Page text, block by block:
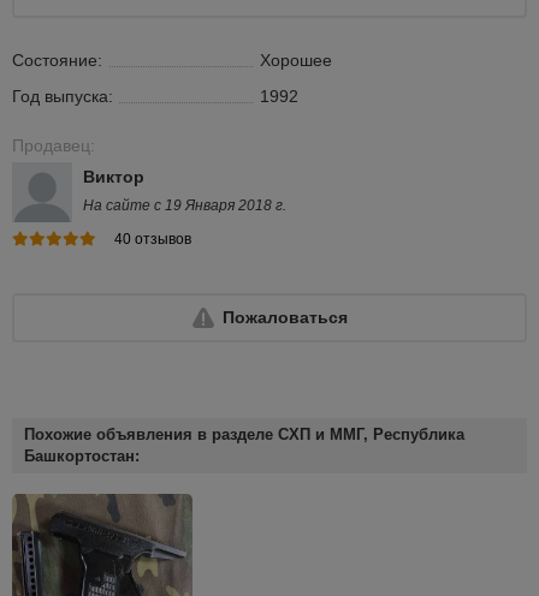
Состояние:
Хорошее
Год выпуска:
1992
Продавец:
Виктор
На сайте с 19 Января 2018 г.
40 отзывов
Пожаловаться
Похожие объявления в разделе СХП и ММГ, Республика
Башкортостан: